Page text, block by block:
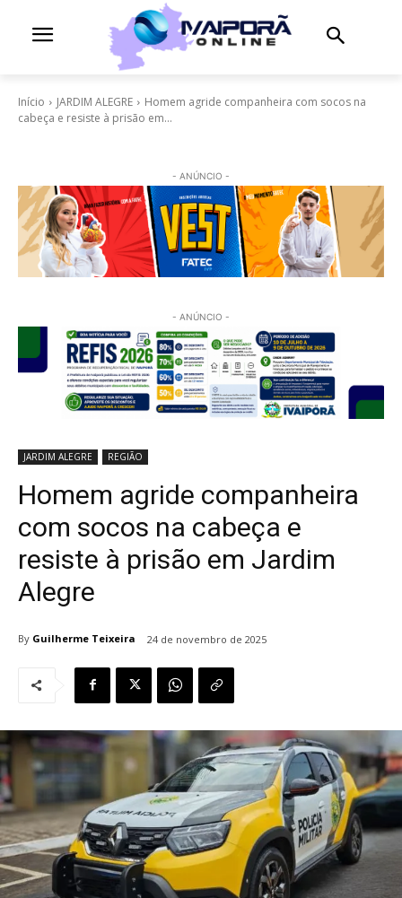
Início JARDIM ALEGRE
Homem agride companheira com socos na
cabeça e resiste à prisão em...
- ANÚNCIO -
- ANÚNCIO -
JARDIM ALEGRE REGIÃO
Homem agride companheira
com socos na cabeça e
resiste à prisão em Jardim
Alegre
By Guilherme Teixeira 24 de novembro de 2025